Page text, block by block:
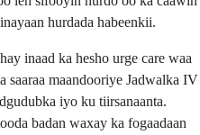
hurdada habeenkii.
inaad ka hesho urge care waa
saaraa maandooriye Jadwalka IV
iyo ku tiirsanaanta.
badan waxay ka fogaadaan